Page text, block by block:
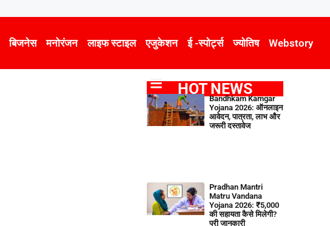
बिजनेस मनोरंजन लाइफ स्टाइल एजुकेशन ई -स्पोर्ट्स ज्योतिष Webstory
HOT NEWS
Bandhkam Kamgar
Yojana 2026: ऑनलाइन
आवेदन, पात्रता, लाभ और
जरूरी दस्तावेज
Pradhan Mantri
Matru Vandana
Yojana 2026: ₹5,000
की सहायता कैसे मिलेगी?
पूरी जानकारी